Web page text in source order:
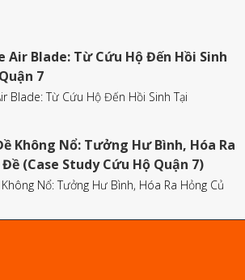
Air Blade: Từ Cứu Hộ Đến Hồi Sinh
7
Blade: Từ Cứu Hộ Đến Hồi Sinh Tại
Không Nổ: Tưởng Hư Bình, Hóa Ra
(Case Study Cứu Hộ Quận 7)
Nổ: Tưởng Hư Bình, Hóa Ra Hỏng Củ